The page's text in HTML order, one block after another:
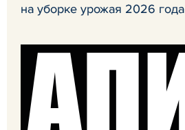
на уборке урожая 2026 года